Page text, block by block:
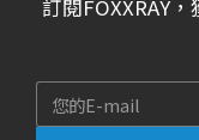
訂閱FOXXRAY